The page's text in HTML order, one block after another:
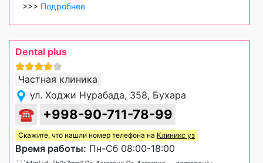
>>> Подробнее
Dental plus
Частная клиника
ул. Ходжи Нурабада, 358, Бухара
☎ +998-90-711-78-99
Скажите, что нашли номер телефона на Клиникс уз
Время работы: Пн-Сб 08:00-18:00